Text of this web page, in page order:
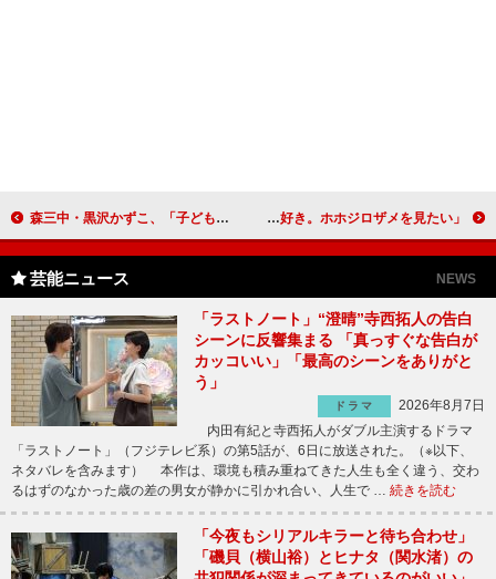
森三中・黒沢かずこ、「子どもが欲しい！」 光浦靖子、椿鬼奴らとの女子会秘話を暴露 きゃりぱみゅ、原宿ガールで世界征服を狙う？ 「強い動物が好き。ホホジロザメを見たい」
芸能ニュース NEWS
「ラストノート」“澄晴”寺西拓人の告白
シーンに反響集まる 「真っすぐな告白が
カッコいい」「最高のシーンをありがと
う」
ドラマ
2026年8月7日
内田有紀と寺西拓人がダブル主演するドラマ
「ラストノート」（フジテレビ系）の第5話が、6日に放送された。（※以下、
ネタバレを含みます） 本作は、環境も積み重ねてきた人生も全く違う、交わ
るはずのなかった歳の差の男女が静かに引かれ合い、人生で … 続きを読む
「今夜もシリアルキラーと待ち合わせ」
「磯貝（横山裕）とヒナタ（関水渚）の